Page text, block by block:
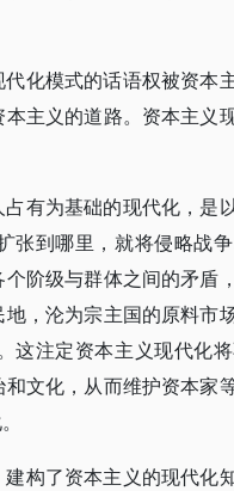
化模式的话语权被资本
主义的道路。资本主义
有为基础的现代化，是
张到哪里，就将侵略战
阶级与群体之间的矛盾
，沦为宗主国的原料市
这注定资本主义现代化
文化，从而维护资本家
构了资本主义的现代化